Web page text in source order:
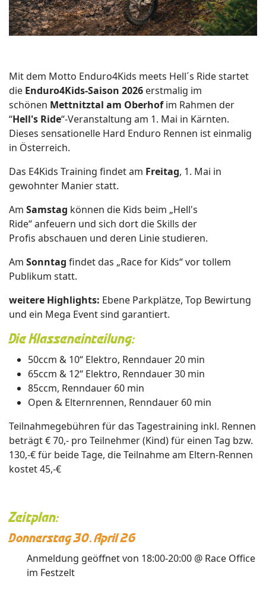
Mit dem Motto Enduro4Kids meets Hell´s Ride startet
die Enduro4Kids-Saison 2026 erstmalig im
schönen Mettnitztal am Oberhofim Rahmen der
“Hell's Ride“-Veranstaltung am 1. Mai in Kärnten.
Dieses sensationelle Hard Enduro Rennen ist einmalig
in Österreich.
Das E4Kids Training findet am Freitag, 1. Mai in
gewohnter Manierstatt.
Am Samstag können die Kids beim „Hell's
Ride“anfeuern und sich dort die Skills der
Profis abschauen und deren Liniestudieren.
Am Sonntag findet das „Racefor Kids“ vor tollem
Publikum statt.
weitere Highlights: Ebene Parkplätze, Top Bewirtung
und ein Mega Event sind garantiert.
Die Klasseneinteilung:
50ccm & 10“ Elektro, Renndauer 20 min
65ccm & 12“ Elektro, Renndauer 30 min
85ccm, Renndauer 60 min
Open & Elternrennen, Renndauer 60 min
Teilnahmegebühren für das Tagestraining inkl. Rennen
beträgt € 70,- pro Teilnehmer (Kind) für einen Tag bzw.
130,-€ für beide Tage, die Teilnahme am Eltern-Rennen
kostet 45,-€
Zeitplan:
Donnerstag 30. April 26
Anmeldung geöffnet von 18:00-20:00 @ Race Office
im Festzelt